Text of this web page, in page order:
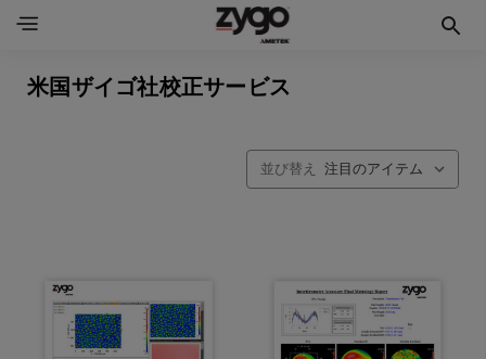
米国ザイゴ社校正サービス
並び替え